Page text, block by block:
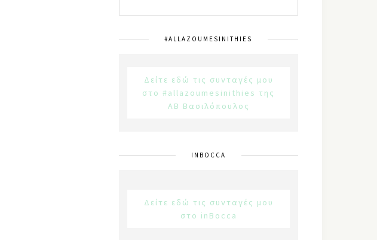
#ALLAZOUMESINITHIES
Δείτε εδώ τις συνταγές μου
στο #allazoumesinithies της
ΑΒ Βασιλόπουλος
INBOCCA
Δείτε εδώ τις συνταγές μου
στο inBocca